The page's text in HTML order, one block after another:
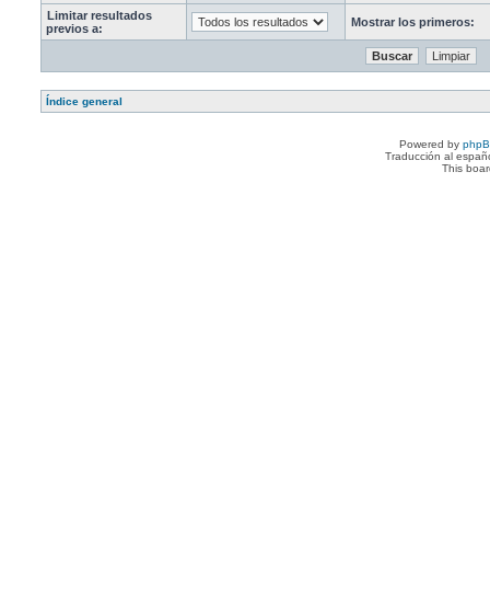
Limitar resultados
previos a:
Mostrar los primeros:
Índice general
Powered by
Traducción al
This